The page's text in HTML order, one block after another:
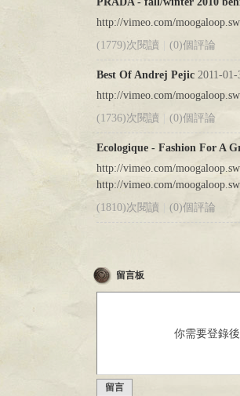
http://vimeo.com/
(1779)次閱讀
(0)個評論
Best Of Andrej Pejic 2011-01-
http://vimeo.com/
(1736)次閱讀
(0)個評論
Ecologique - Fashion For A
http://vimeo.com/
http://vimeo.com/
(1810)次閱讀
(0)個評論
留言板
你需要登錄
留言